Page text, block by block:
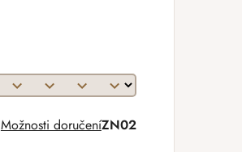
Možnosti doručeníZN02